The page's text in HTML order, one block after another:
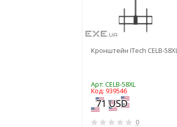
Кронштейн ITech CELB-58XL
Арт: CELB-58XL
Код: 939546
0